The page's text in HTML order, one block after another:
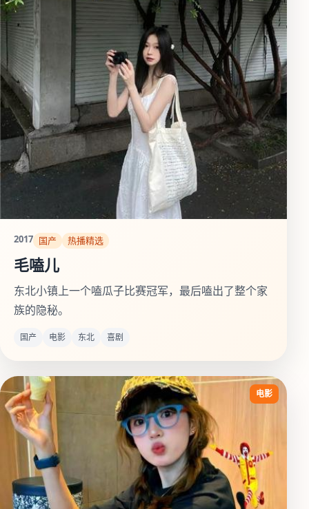
2017 国产 热播精选
毛嗑儿
东北小镇上一个嗑瓜子比赛冠军，最后嗑出了整个家
族的隐秘。
国产 电影 东北 喜剧
电影